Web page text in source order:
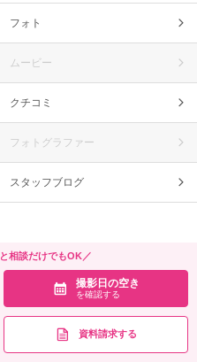
フォト
ムービー
クチコミ
フォトグラファー
スタッフブログ
相談だけでもOK／
撮影日の空き
を確認する
資料請求する